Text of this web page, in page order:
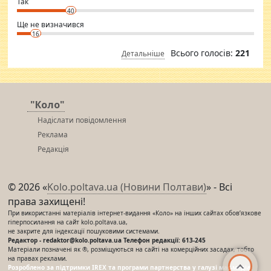
40
Ще не визначився
16
Детальніше Всього голосів: 221
"Коло"
Надіслати повідомлення
Реклама
Редакція
© 2026 «Kolo.poltava.ua (Новини Полтави)» - Всі
права захищені!
При використанні матеріалів інтернет-видання «Коло» на інших сайтах обов’язкове
гіперпосилання на сайт kolo.poltava.ua,
не закрите для індексації пошуковими системами.
Редактор - redaktor@kolo.poltava.ua Телефон редакції: 613-245
Матеріали позначені як ®, розміщуються на сайті на комерційних засадах, тобто
на правах реклами.
Розроблено за підтримки IREX та програми партнерства у галузі мас-медіа